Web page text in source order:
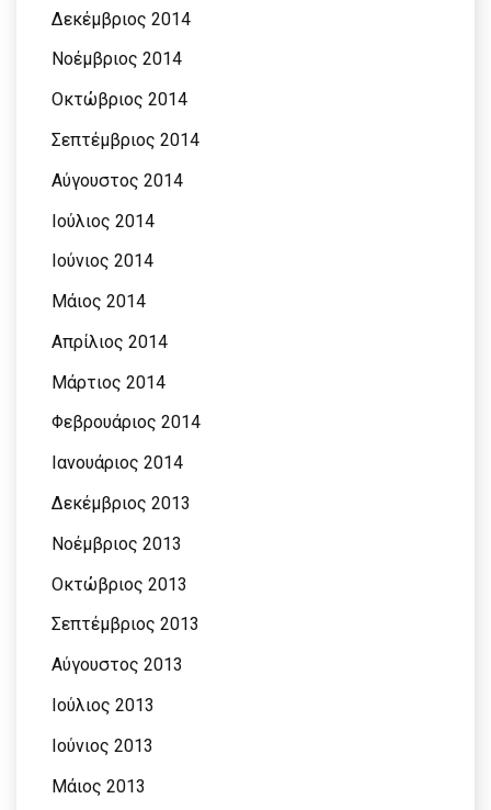
Δεκέμβριος 2014
Νοέμβριος 2014
Οκτώβριος 2014
Σεπτέμβριος 2014
Αύγουστος 2014
Ιούλιος 2014
Ιούνιος 2014
Μάιος 2014
Απρίλιος 2014
Μάρτιος 2014
Φεβρουάριος 2014
Ιανουάριος 2014
Δεκέμβριος 2013
Νοέμβριος 2013
Οκτώβριος 2013
Σεπτέμβριος 2013
Αύγουστος 2013
Ιούλιος 2013
Ιούνιος 2013
Μάιος 2013